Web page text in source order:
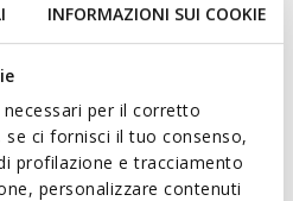
INFORMAZIONI SUI COOKIE
per il corretto
ci fornisci il tuo consenso,
profilazione e tracciamento
personalizzare contenuti
attributes of
the Fast In